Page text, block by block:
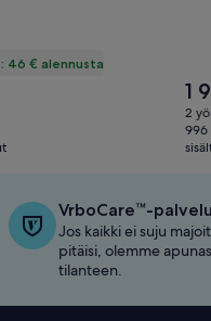
46 € alennusta
on
1
1
2
996
VrboCare™-
Jos kaikki ei suju
pitäisi, olemme
tilanteen.